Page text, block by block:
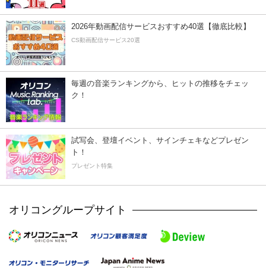
2026年動画配信サービスおすすめ40選【徹底比較】
CS動画配信サービス20選
毎週の音楽ランキングから、ヒットの推移をチェッ
ク！
試写会、登壇イベント、サインチェキなどプレゼン
ト！
プレゼント特集
オリコングループサイト